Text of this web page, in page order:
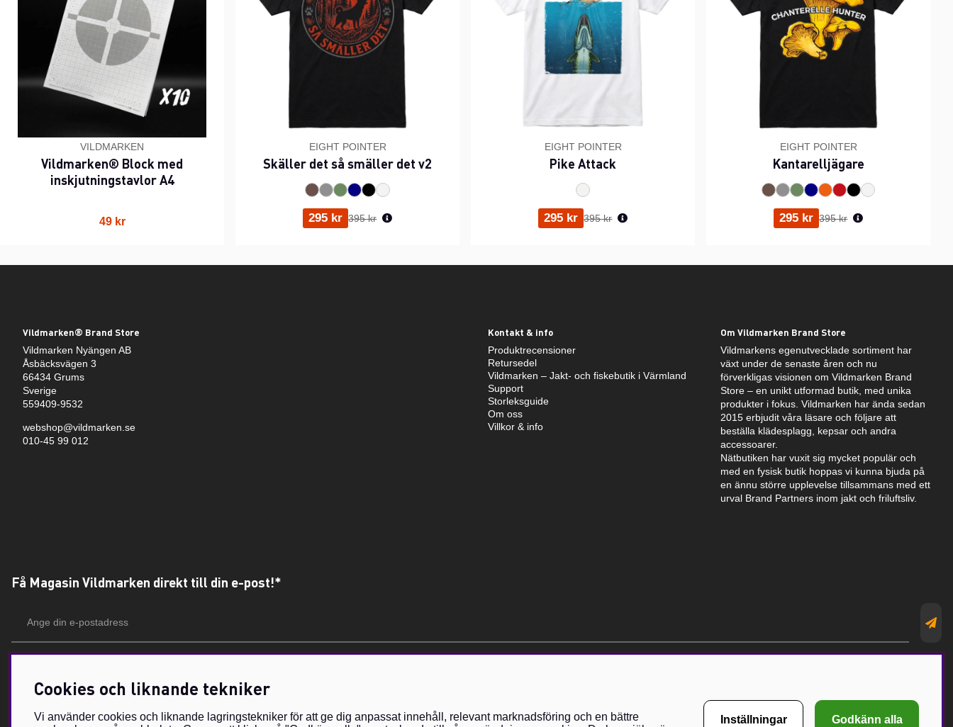
VILDMARKEN
Vildmarken® Block med
inskjutningstavlor A4
49 kr
EIGHT POINTER
Skäller det så smäller det v2
295 kr Ordinarie pris:
395 kr
EIGHT POINTER
Pike Attack
295 kr Ordinarie pris:
395 kr
EIGHT POINTER
Kantarelljägare
295 kr Ordinarie pris:
395 kr
Vildmarken® Brand Store
Vildmarken Nyängen AB
Åsbäcksvägen 3
66434 Grums
Sverige
559409-9532
webshop@vildmarken.se
010-45 99 012
Kontakt & info
Produktrecensioner
Retursedel
Vildmarken – Jakt- och fiskebutik i Värmland
Support
Storleksguide
Om oss
Villkor & info
Om Vildmarken Brand Store
Vildmarkens egenutvecklade sortiment har
växt under de senaste åren och nu
förverkligas visionen om Vildmarken Brand
Store – en unikt utformad butik, med unika
produkter i fokus. Vildmarken har ända sedan
2015 erbjudit våra läsare och följare att
beställa klädesplagg, kepsar och andra
accessoarer.
Nätbutiken har vuxit sig mycket populär och
med en fysisk butik hoppas vi kunna bjuda på
en ännu större upplevelse tillsammans med ett
urval Brand Partners inom jakt och friluftsliv.
Få Magasin Vildmarken direkt till din e-post!*
postadress
Cookies och liknande tekniker
Vi använder cookies och liknande lagringstekniker för att ge dig anpassat innehåll, relevant marknadsföring och en bättre
Inställningar Godkänn alla